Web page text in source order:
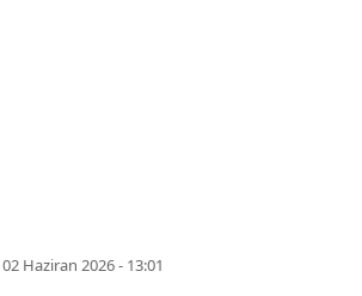
02 Haziran 2026 - 13:01